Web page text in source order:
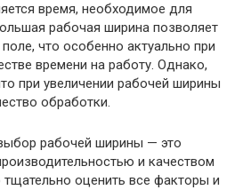
время, необходимое для
рабочая ширина позволяет
что особенно актуально при
времени на работу. Однако,
при увеличении рабочей ширины
обработки.
рабочей ширины — это
и качеством
оценить все факторы и